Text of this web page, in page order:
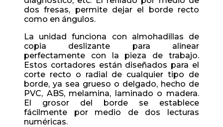
dos fresas, permite dejar el borde recto
como en ángulos.
La unidad funciona con almohadillas de
copia deslizante para alinear
perfectamente con la pieza de trabajo.
Estos cortadores están diseñados para el
corte recto o radial de cualquier tipo de
borde, ya sea grueso o delgado, hecho de
PVC, ABS, melamina, laminado o madera.
El grosor del borde se establece
fácilmente por medio de dos lecturas
numéricas.